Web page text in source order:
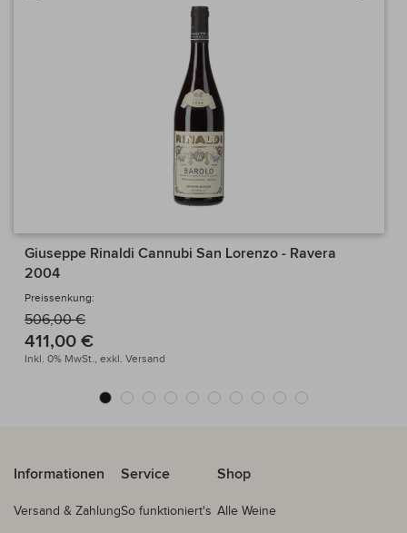
Giuseppe Rinaldi Cannubi San Lorenzo - Ravera
2004
Preissenkung:
506,00 €
411,00 €
Inkl. 0% MwSt., exkl. Versand
Informationen
Versand & Zahlung
Service
So funktioniert's
Shop
Alle Weine